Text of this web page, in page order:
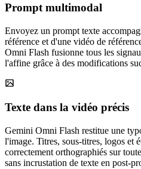
Prompt multimodal
Envoyez un prompt texte
référence et d'une vidéo de
Omni Flash fusionne tous les
l'affine grâce à des modifications
Texte dans la vidéo précis
Gemini Omni Flash restitue une
l'image. Titres, sous-titres, logos et
correctement orthographiés sur
sans incrustation de texte en post-